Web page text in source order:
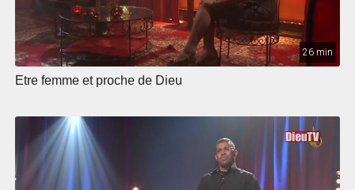
26 min
Etre femme et proche de Dieu